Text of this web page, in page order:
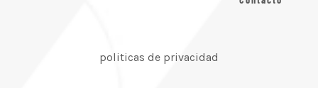
politicas de privacidad